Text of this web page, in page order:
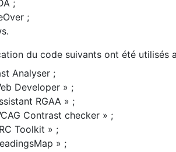
;
;
du code suivants ont été utilisés
Analyser ;
Developer » ;
RGAA » ;
Contrast checker » ;
Toolkit » ;
» ;